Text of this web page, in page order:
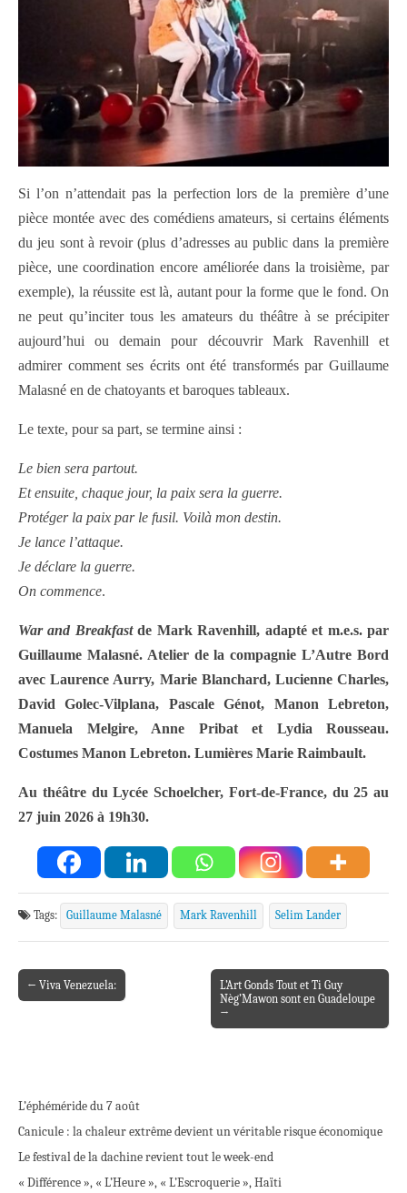
Si l’on n’attendait pas la perfection lors de la première d’une
pièce montée avec des comédiens amateurs, si certains éléments
du jeu sont à revoir (plus d’adresses au public dans la première
pièce, une coordination encore améliorée dans la troisième, par
exemple), la réussite est là, autant pour la forme que le fond. On
ne peut qu’inciter tous les amateurs du théâtre à se précipiter
aujourd’hui ou demain pour découvrir Mark Ravenhill et
admirer comment ses écrits ont été transformés par Guillaume
Malasné en de chatoyants et baroques tableaux.
Le texte, pour sa part, se termine ainsi :
Le bien sera partout.
Et ensuite, chaque jour, la paix sera la guerre.
Protéger la paix par le fusil. Voilà mon destin.
Je lance l’attaque.
Je déclare la guerre.
On commence.
War and Breakfastde Mark Ravenhill, adapté et m.e.s. par
Guillaume Malasné. Atelier de la compagnie L’Autre Bord
avec Laurence Aurry, Marie Blanchard, Lucienne Charles,
David Golec-Vilplana, Pascale Génot, Manon Lebreton,
Manuela Melgire, Anne Pribat et Lydia Rousseau.
Costumes Manon Lebreton. Lumières Marie Raimbault.
Au théâtre du Lycée Schoelcher, Fort-de-France, du 25 au
27 juin 2026 à 19h30.
Tags: Guillaume Malasné Mark Ravenhill Selim Lander
Post navigation
← Viva Venezuela:
L’Art Gonds Tout et Ti Guy
Nèg’Mawon sont en Guadeloupe
→
L’éphéméride du 7 août
Canicule : la chaleur extrême devient un véritable risque économique
Le festival de la dachine revient tout le week-end
« Différence », « L’Heure », « L’Escroquerie », Haïti